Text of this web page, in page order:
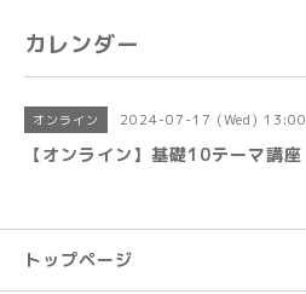
カレンダー
オンライン 2024-07-17 (Wed)
【オンライン】基礎10テーマ講座
トップページ